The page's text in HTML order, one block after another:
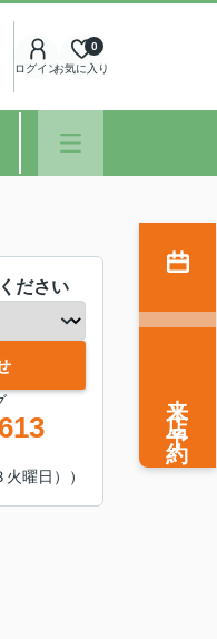
ログインお気に入り
0
ださい
曜日））
来店予約